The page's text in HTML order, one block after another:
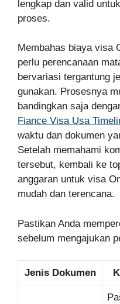
lengkap dan valid
proses.
Membahas biaya visa
perlu perencanaan
bervariasi tergantung
gunakan. Prosesnya
bandingkan saja
Fiance Visa Usa
waktu dan dokumen
Setelah memahami
tersebut, kembali ke
anggaran untuk visa
mudah dan terencana.
Pastikan Anda
sebelum mengajukan
Jenis Dokumen